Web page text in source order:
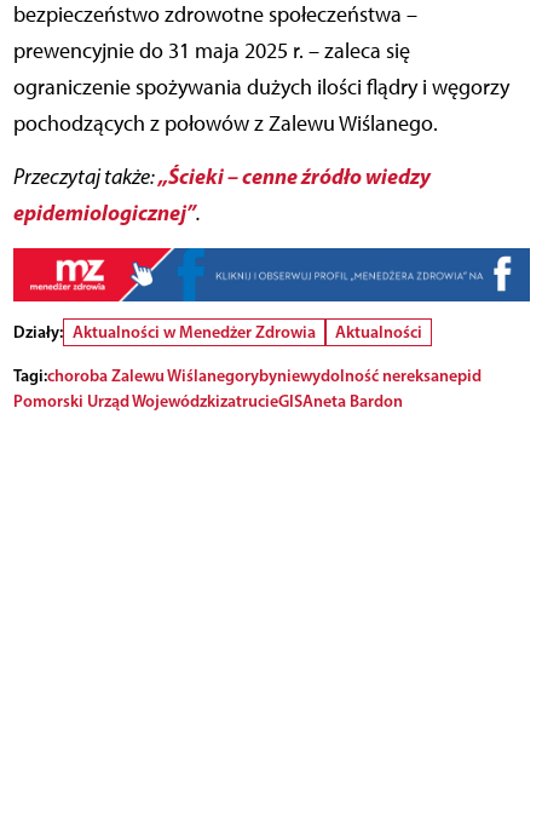
bezpieczeństwo zdrowotne społeczeństwa –
prewencyjnie do 31 maja 2025 r. – zaleca się
ograniczenie spożywania dużych ilości flądry i węgorzy
pochodzących z połowów z Zalewu Wiślanego.
Przeczytaj także:„Ścieki – cenne źródło wiedzy
epidemiologicznej”.
Działy: Aktualności w Menedżer Zdrowia
Aktualności
Tagi:choroba Zalewu Wiślanegorybyniewydolność nereksanepid
Pomorski Urząd WojewódzkizatrucieGISAneta Bardon